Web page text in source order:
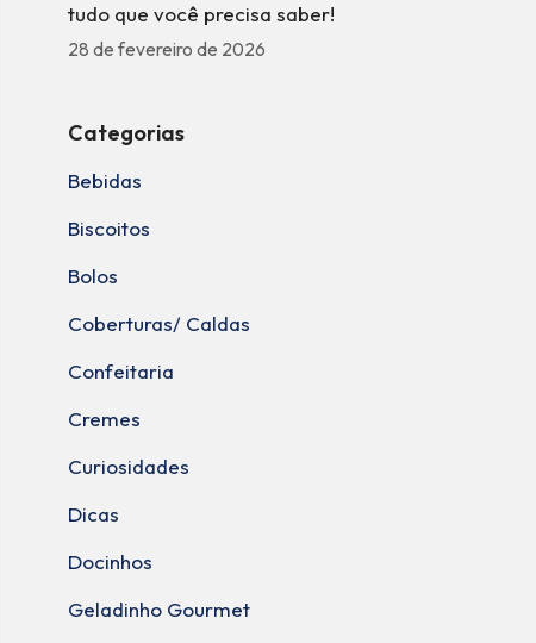
tudo que você precisa saber!
28 de fevereiro de 2026
Categorias
Bebidas
Biscoitos
Bolos
Coberturas/ Caldas
Confeitaria
Cremes
Curiosidades
Dicas
Docinhos
Geladinho Gourmet